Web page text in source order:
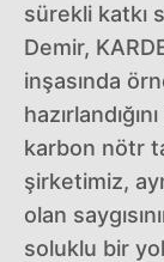
sürekli katkı
Demir,
inşasında
karbon nötr
şirketimiz,
olan
soluklu bir